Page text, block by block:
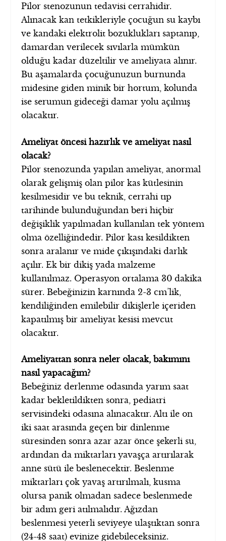
Pilor stenozunun tedavisi cerrahidir.
Alınacak kan tetkikleriyle çocuğun su kaybı
ve kandaki elektrolit bozuklukları saptanıp,
damardan verilecek sıvılarla mümkün
olduğu kadar düzeltilir ve ameliyata alınır.
Bu aşamalarda çocuğunuzun burnunda
midesine giden minik bir hortum, kolunda
ise serumun gideceği damar yolu açılmış
olacaktır.
Ameliyat öncesi hazırlık ve ameliyat nasıl
olacak?
Pilor stenozunda yapılan ameliyat, anormal
olarak gelişmiş olan pilor kas kütlesinin
kesilmesidir ve bu teknik, cerrahi tıp
tarihinde bulunduğundan beri hiçbir
değişiklik yapılmadan kullanılan tek yöntem
olma özelliğindedir. Pilor kası kesildikten
sonra aralanır ve mide çıkışındaki darlık
açılır. Ek bir dikiş yada malzeme
kullanılmaz. Operasyon ortalama 30 dakika
sürer. Bebeğinizin karnında 2-3 cm’lik,
kendiliğinden emilebilir dikişlerle içeriden
kapatılmış bir ameliyat kesisi mevcut
olacaktır.
Ameliyattan sonra neler olacak, bakımını
nasıl yapacağım?
Bebeğiniz derlenme odasında yarım saat
kadar bekletildikten sonra, pediatri
servisindeki odasına alınacaktır. Altı ile on
iki saat arasında geçen bir dinlenme
süresinden sonra azar azar önce şekerli su,
ardından da miktarları yavaşça artırılarak
anne sütü ile beslenecektir. Beslenme
miktarları çok yavaş artırılmalı, kusma
olursa panik olmadan sadece beslenmede
bir adım geri atılmalıdır. Ağızdan
beslenmesi yeterli seviyeye ulaştıktan sonra
(24-48 saat) evinize gidebileceksiniz.